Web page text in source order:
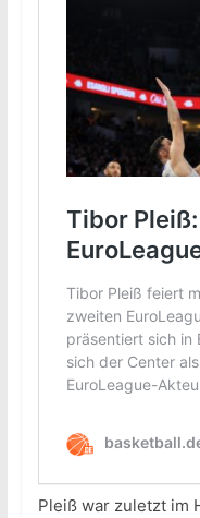
Pleiß war zuletzt im